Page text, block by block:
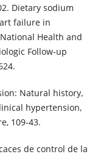
Dietary sodium
failure in
Health and
Follow-up
Natural history,
hypertension,
109-43.
de control de la